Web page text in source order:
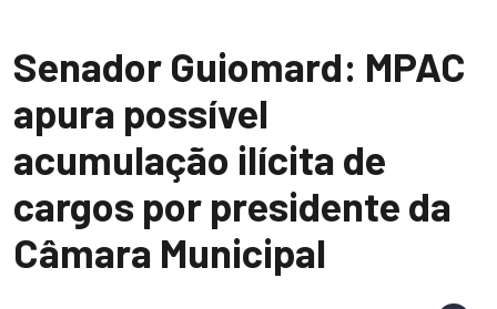
Senador Guiomard: MPAC
apura possível
acumulação ilícita de
cargos por presidente da
Câmara Municipal